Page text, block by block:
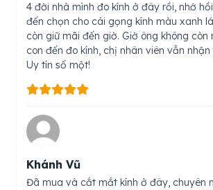
4 đời nhà mình đo kính ở đây rồi, nhớ
đến chọn cho cái gọng kính màu xanh
còn giữ mãi đến giờ. Giờ ông không còn
con đến đo kính, chị nhân viên vẫn nhận
Uy tín số một!
Khánh Vũ
Đã mua và cắt mắt kính ở đây, chuyên